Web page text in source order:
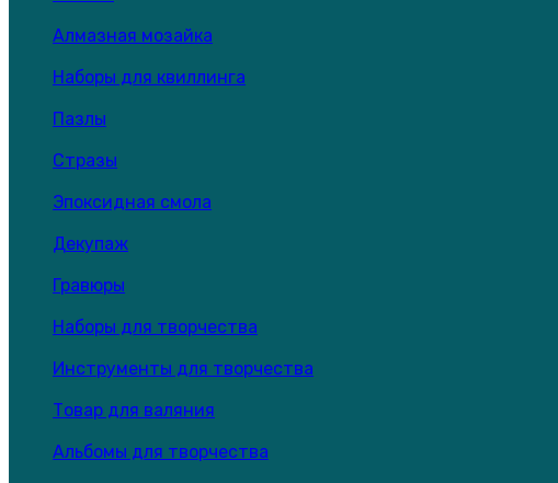
Алмазная мозайка
Наборы для квиллинга
Пазлы
Стразы
Эпоксидная смола
Декупаж
Гравюры
Наборы для творчества
Инструменты для творчества
Товар для валяния
Альбомы для творчества